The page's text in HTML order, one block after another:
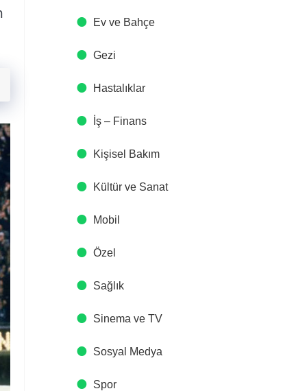
Ev ve Bahçe
Gezi
Hastalıklar
İş – Finans
Kişisel Bakım
Kültür ve Sanat
Mobil
Özel
Sağlık
Sinema ve TV
Sosyal Medya
Spor